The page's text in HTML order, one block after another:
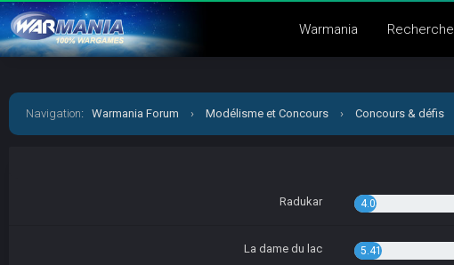
Warmania Recherche
Navigation: Warmania Forum › Modélisme et Concours › Concours & défis
Radukar 4.05%
La dame du lac 5.41%